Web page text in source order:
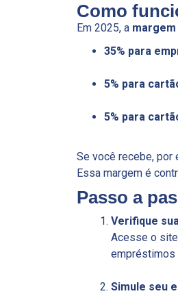
Como
Em 2025, a margem
35% para
5% para
5% para
Se você recebe, por
Essa margem é
Passo a
Verifique
Acesse o
empréstimos
Simule seu